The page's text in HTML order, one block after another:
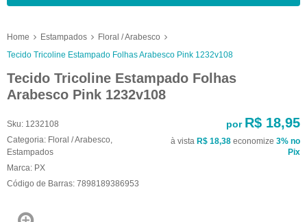
Home Estampados
Floral / Arabesco
Tecido Tricoline Estampado Folhas Arabesco Pink 1232v108
Tecido Tricoline Estampado Folhas
Arabesco Pink 1232v108
Sku: 1232108
Categoria: Floral / Arabesco,
Estampados
Marca: PX
Código de Barras: 7898189386953
por R$ 18,95
à vista R$ 18,38 economize 3% no
Pix